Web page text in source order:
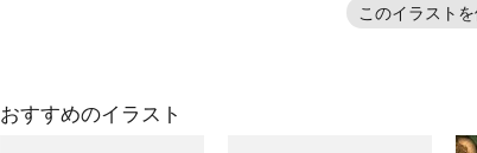
このイラスト
おすすめのイラスト